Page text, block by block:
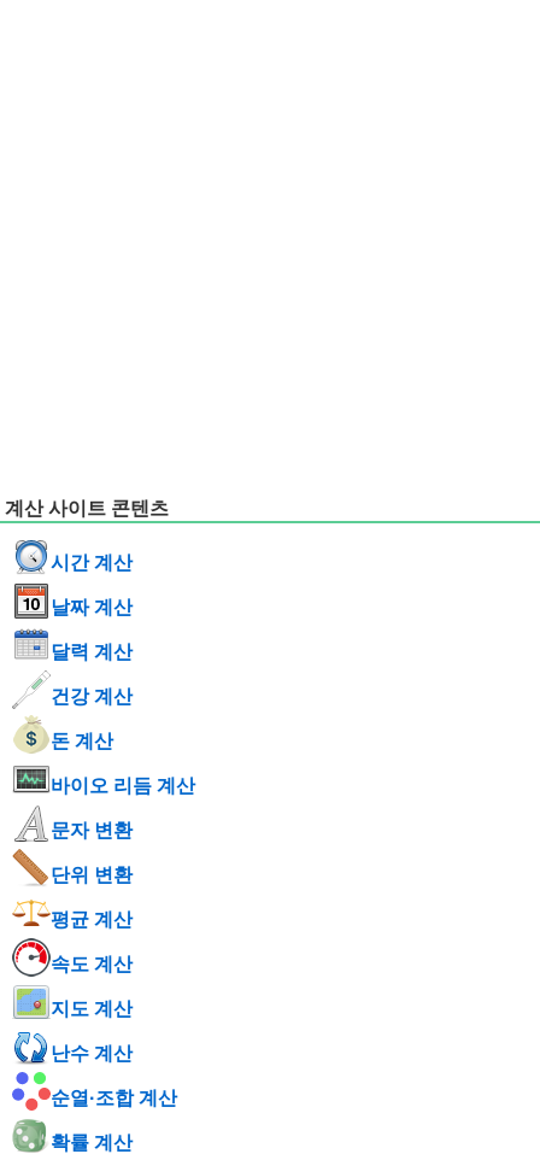
계산 사이트 콘텐츠
시간 계산
날짜 계산
달력 계산
건강 계산
돈 계산
바이오 리듬 계산
문자 변환
단위 변환
평균 계산
속도 계산
지도 계산
난수 계산
순열·조합 계산
확률 계산